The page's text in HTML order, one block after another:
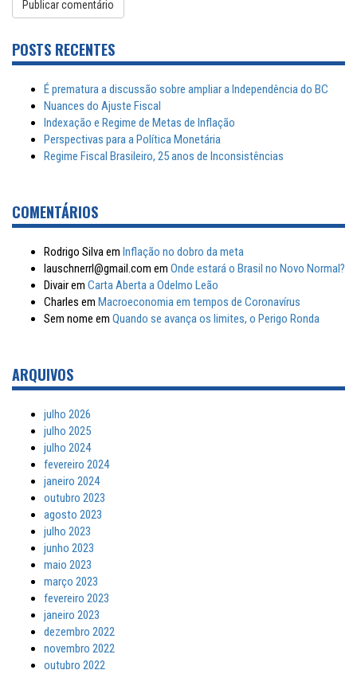
POSTS RECENTES
É prematura a discussão sobre ampliar a Independência do BC
Nuances do Ajuste Fiscal
Indexação e Regime de Metas de Inflação
Perspectivas para a Política Monetária
Regime Fiscal Brasileiro, 25 anos de Inconsistências
COMENTÁRIOS
Rodrigo Silvaem Inflação no dobro da meta
lauschnerrl@gmail.com em Onde estará o Brasil no Novo Normal?
Divairem Carta Aberta a Odelmo Leão
Charles em Macroeconomia em tempos de Coronavírus
Sem nome em Quando se avança os limites, o Perigo Ronda
ARQUIVOS
julho 2026
julho 2025
julho 2024
fevereiro 2024
janeiro 2024
outubro 2023
agosto 2023
julho 2023
junho 2023
maio 2023
março 2023
fevereiro 2023
janeiro 2023
dezembro 2022
novembro 2022
outubro 2022